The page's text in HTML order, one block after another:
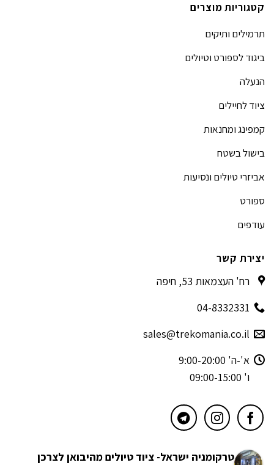
קטגוריות מוצרים
תרמילים ותיקים
ביגוד לספורט וטיולים
הנעלה
ציוד לחיילים
קמפינג ומחנאות
בישול בשטח
אביזרי טיולים ונסיעות
ספורט
עודפים
יצירת קשר
רח' העצמאות 53, חיפה
04-8332331
sales@trekomania.co.il
א'-ה' 9:00-20:00
ו' 09:00-15:00
טרקומניה ישראל- ציוד טיולים מהיבואן לצרכן